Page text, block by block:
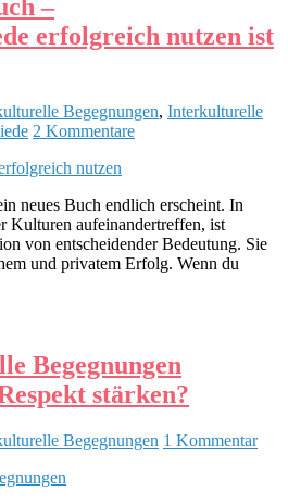
–
erfolgreich nutzen ist
Begegnungen, Interkulturelle
2 Kommentare
neues Buch endlich erscheint. In
Kulturen aufeinandertreffen, ist
von entscheidender Bedeutung. Sie
und privatem Erfolg. Wenn du
Begegnungen
stärken?
Begegnungen 1 Kommentar